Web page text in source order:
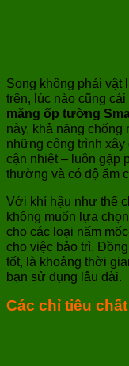
Song không phải vật
trên, lúc nào cũng
măng ốp tường
này, khả năng
những công trình
cận nhiệt – luôn gặp
thường và có độ ẩm
Với khí hậu như thế
không muốn lựa
cho các loại nấm
cho việc bảo trì.
tốt, là khoảng thời
bạn sử dụng lâu dài.
Các chỉ tiêu